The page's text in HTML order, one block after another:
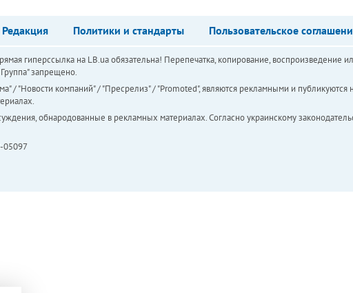
Редакция Политики и стандарты Пользовательское
гиперссылка на LB.ua обязательна! Перепечатка, копирование, воспроизведение
запрещено.
/ "Новости компаний" / "Пресрелиз" / "Promoted", являются рекламными и публикуются
обнародованные в рекламных материалах. Согласно украинскому
05097